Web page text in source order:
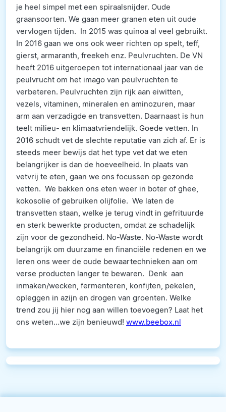
je heel simpel met een spiraalsnijder. Oude
graansoorten. We gaan meer granen eten uit oude
vervlogen tijden. In 2015 was quinoa al veel gebruikt.
In 2016 gaan we ons ook weer richten op spelt, teff,
gierst, armaranth, freekeh enz. Peulvruchten. De VN
heeft 2016 uitgeroepen tot internationaal jaar van de
peulvrucht om het imago van peulvruchten te
verbeteren. Peulvruchten zijn rijk aan eiwitten,
vezels, vitaminen, mineralen en aminozuren, maar
arm aan verzadigde en transvetten. Daarnaast is hun
teelt milieu- en klimaatvriendelijk. Goede vetten. In
2016 schudt vet de slechte reputatie van zich af. Er is
steeds meer bewijs dat het type vet dat we eten
belangrijker is dan de hoeveelheid. In plaats van
vetvrij te eten, gaan we ons focussen op gezonde
vetten. We bakken ons eten weer in boter of ghee,
kokosolie of gebruiken olijfolie. We laten de
transvetten staan, welke je terug vindt in gefrituurde
en sterk bewerkte producten, omdat ze schadelijk
zijn voor de gezondheid. No-Waste. No-Waste wordt
belangrijk om duurzame en financiële redenen en we
leren ons weer de oude bewaartechnieken aan om
verse producten langer te bewaren. Denk aan
inmaken/wecken, fermenteren, konfijten, pekelen,
opleggen in azijn en drogen van groenten. Welke
trend zou jij hier nog aan willen toevoegen? Laat het
ons weten…we zijn benieuwd! www.beebox.nl